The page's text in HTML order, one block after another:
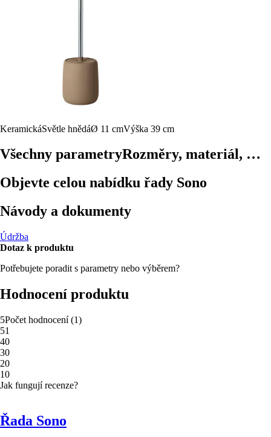
KeramickáSvětle hnědáØ 11 cmVýška 39 cm
Všechny parametryRozměry, materiál, …
Objevte celou nabídku řady Sono
Návody a dokumenty
Údržba
Dotaz k produktu
Potřebujete poradit s parametry nebo výběrem?
Hodnocení produktu
5Počet hodnocení(1)
51
40
30
20
10
Jak fungují recenze?
Řada Sono